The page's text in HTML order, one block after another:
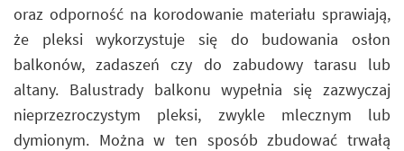
oraz odporność na korodowanie materiału sprawiają,
że pleksi wykorzystuje się do budowania osłon
balkonów, zadaszeń czy do zabudowy tarasu lub
altany. Balustrady balkonu wypełnia się zazwyczaj
nieprzezroczystym pleksi, zwykle mlecznym lub
dymionym. Można w ten sposób zbudować trwałą